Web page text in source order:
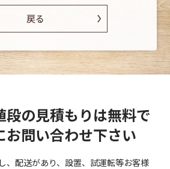
戻る
段の見積もりは無料で
お問い合わせ下さい
、配送があり、設置、試運転等お客様